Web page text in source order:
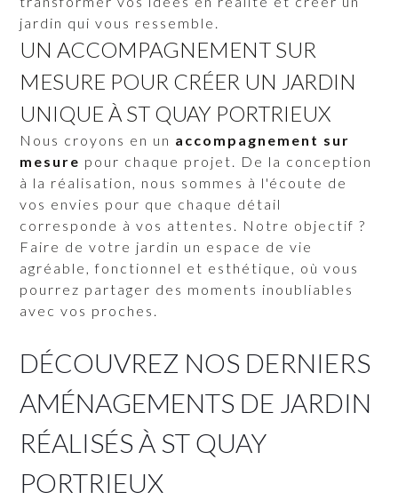
jardin qui vous ressemble.
UN ACCOMPAGNEMENT SUR
MESURE POUR CRÉER UN JARDIN
UNIQUE À ST QUAY PORTRIEUX
Nous croyons en un accompagnement sur
mesure pour chaque projet. De la conception
à la réalisation, nous sommes à l'écoute de
vos envies pour que chaque détail
corresponde à vos attentes. Notre objectif ?
Faire de votre jardin un espace de vie
agréable, fonctionnel et esthétique, où vous
pourrez partager des moments inoubliables
avec vos proches.
DÉCOUVREZ NOS DERNIERS
AMÉNAGEMENTS DE JARDIN
RÉALISÉS À ST QUAY
PORTRIEUX